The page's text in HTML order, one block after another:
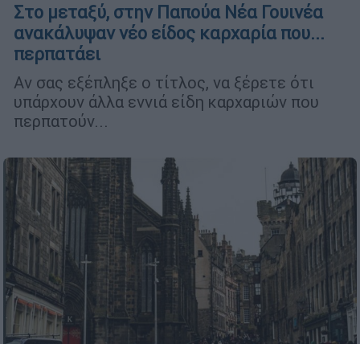
Στο μεταξύ, στην Παπούα Νέα Γουινέα
ανακάλυψαν νέο είδος καρχαρία που...
περπατάει
Αν σας εξέπληξε ο τίτλος, να ξέρετε ότι
υπάρχουν άλλα εννιά είδη καρχαριών που
περπατούν...